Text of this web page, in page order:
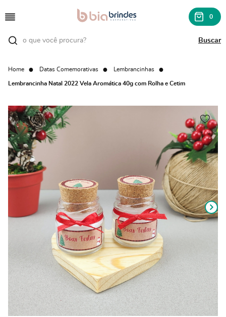
0
Home Datas Comemorativas Lembrancinhas
Lembrancinha Natal 2022 Vela Aromática 40g com Rolha e Cetim